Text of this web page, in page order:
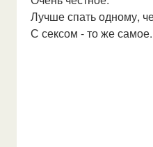
Лучше спать одному,
С сексом - то же самое.